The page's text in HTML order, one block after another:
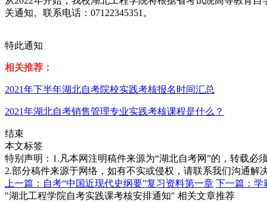
关通知。联系电话：07122345351。
特此通知
相关推荐：
2021年下半年湖北自考院校实践考核报名时间汇总
2021年湖北自考销售管理专业实践考核课程是什么？
结束
本文标签
特别声明：1.凡本网注明稿件来源为“湖北自考网”的，转载必
2.部分稿件来源于网络，如有不实或侵权，请联系我们沟通
上一篇：自考“中国近现代史纲要”复习资料第一章 下一篇：学
"湖北工程学院自考实践课考核安排通知" 相关文章推荐